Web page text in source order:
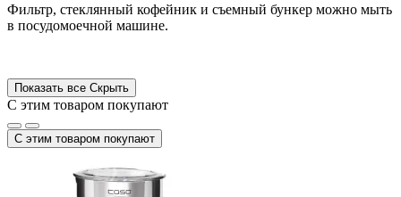
Фильтр, стеклянный кофейник и съемный бункер можно мыть
в посудомоечной машине.
Показать все Скрыть
С этим товаром покупают
С этим товаром покупают